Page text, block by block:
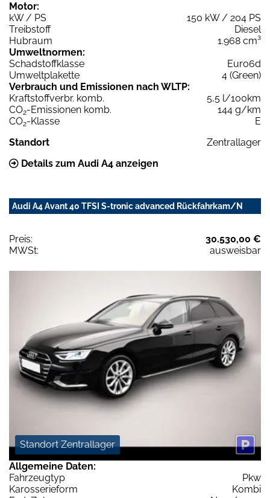
Motor:
kW / PS
150 kW / 204 PS
Treibstoff
Diesel
Hubraum
1.968 cm³
Umweltnormen:
Schadstoffklasse
Euro6d
Umweltplakette
4 (Green)
Verbrauch und Emissionen nach WLTP:
Kraftstoffverbr. komb.
5,5 l/100km
CO2-Emissionen komb.
144 g/km
CO2-Klasse
E
Standort
Zentrallager
Details zum Audi A4 anzeigen
Audi A4 Avant 40 TFSI S-tronic advanced Rückfahrkam/N
Preis:
30.530,00 €
MWSt:
ausweisbar
Standort Zentrallager
Allgemeine Daten:
Fahrzeugtyp
Pkw
Karosserieform
Kombi